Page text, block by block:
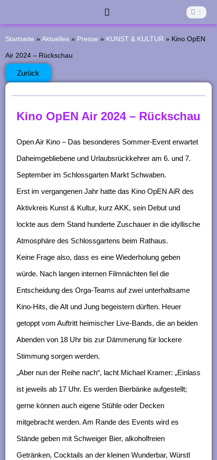
u
m
Suche
Suche
Startseite »Aktuelles » Presse » KUNST & KULTUR » Kino OpEN
Air 2024 – Rückschau
Zurück
Kino OpEN Air 2024 – Rückschau
Open Air Kino – Das besonderes Sommer-Event erwartet
Daheimgebliebene und Urlaubsrückkehrer am 6. und 7.
September im Schlossgarten Markt Schwaben.
Erst im vergangenen Jahr hatte das Kino OpEN AiR des
Aktivkreis Kunst & Kultur, kurz AKK, sein Debut und
lockte aus dem Stand hunderte Zuschauer in die idyllische
Atmosphäre des Schlossgartens beim Rathaus.
Keine Frage also, dass es eine Wiederholung geben
würde. Nach langen internen Filmnächten fiel die
Entscheidung des Orga-Teams auf zwei unterhaltsame
Kino-Hits, die Alt und Jung begeistern dürften. Heuer
getoppt vom Auftritt heimischer Live-Bands, die an beiden
Abenden von 18 Uhr bis zur Dämmerung für lockere
Stimmung sorgen werden.
„Aber nun der Reihe nach“, lacht Michael Kramer: „Einlass
ist jeweils ab 17 Uhr. Es werden Bierbänke aufgestellt;
gerne können auch eigene Stühle oder Decken
mitgebracht werden. Am Rande des Events wird es
Stände geben mit Schweiger Bier, alkoholfreien
Getränken, Cocktails an der kleinen Wunderbar, Würstl